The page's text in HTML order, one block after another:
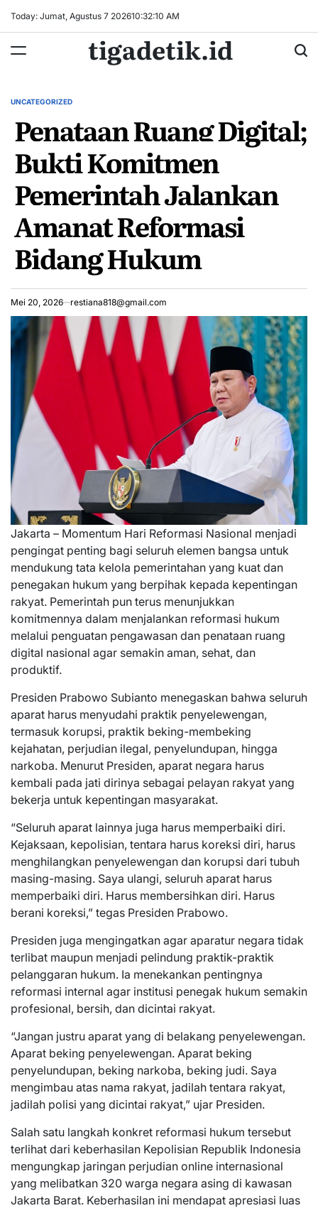
Today: Jumat, Agustus 7 202610:32:11 AM
tigadetik.id
POSTED
UNCATEGORIZED
Penataan Ruang Digital;
Bukti Komitmen
Pemerintah Jalankan
Amanat Reformasi
Bidang Hukum
Mei 20, 2026 restiana818@gmail.com
Jakarta – Momentum Hari Reformasi Nasional menjadi
pengingat penting bagi seluruh elemen bangsa untuk
mendukung tata kelola pemerintahan yang kuat dan
penegakan hukum yang berpihak kepada kepentingan
rakyat. Pemerintah pun terus menunjukkan
komitmennya dalam menjalankan reformasi hukum
melalui penguatan pengawasan dan penataan ruang
digital nasional agar semakin aman, sehat, dan
produktif.
Presiden Prabowo Subianto menegaskan bahwa seluruh
aparat harus menyudahi praktik penyelewengan,
termasuk korupsi, praktik beking-membeking
kejahatan, perjudian ilegal, penyelundupan, hingga
narkoba. Menurut Presiden, aparat negara harus
kembali pada jati dirinya sebagai pelayan rakyat yang
bekerja untuk kepentingan masyarakat.
“Seluruh aparat lainnya juga harus memperbaiki diri.
Kejaksaan, kepolisian, tentara harus koreksi diri, harus
menghilangkan penyelewengan dan korupsi dari tubuh
masing-masing. Saya ulangi, seluruh aparat harus
memperbaiki diri. Harus membersihkan diri. Harus
berani koreksi,” tegas Presiden Prabowo.
Presiden juga mengingatkan agar aparatur negara tidak
terlibat maupun menjadi pelindung praktik-praktik
pelanggaran hukum. Ia menekankan pentingnya
reformasi internal agar institusi penegak hukum semakin
profesional, bersih, dan dicintai rakyat.
“Jangan justru aparat yang di belakang penyelewengan.
Aparat beking penyelewengan. Aparat beking
penyelundupan, beking narkoba, beking judi. Saya
mengimbau atas nama rakyat, jadilah tentara rakyat,
jadilah polisi yang dicintai rakyat,” ujar Presiden.
Salah satu langkah konkret reformasi hukum tersebut
terlihat dari keberhasilan Kepolisian Republik Indonesia
mengungkap jaringan perjudian online internasional
yang melibatkan 320 warga negara asing di kawasan
Jakarta Barat. Keberhasilan ini mendapat apresiasi luas